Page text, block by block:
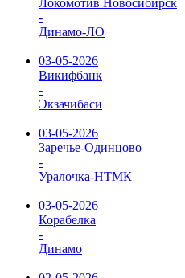
Локомотив Новосибирск
-
Динамо-ЛО
03-05-2026
Викифбанк
-
Экзачибаси
03-05-2026
Заречье-Одинцово
-
Уралочка-НТМК
03-05-2026
Корабелка
-
Динамо